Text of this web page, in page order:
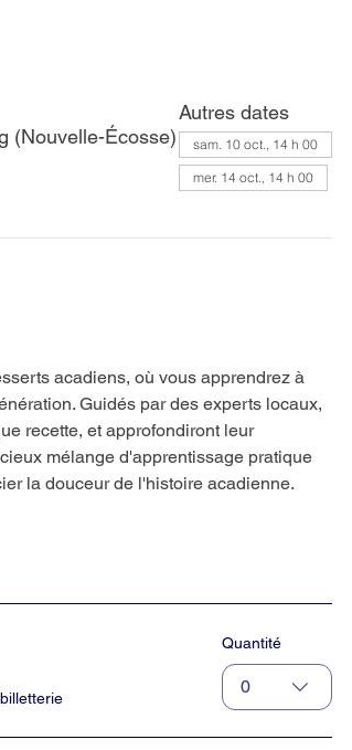
(Nouvelle-Écosse)
Autres dates
sam. 10 oct., 14 h 00
mer. 14 oct., 14 h 00
acadiens, où vous apprendrez à
Guidés par des experts locaux,
recette, et approfondiront leur
mélange d'apprentissage pratique
la douceur de l'histoire acadienne.
Quantité
0